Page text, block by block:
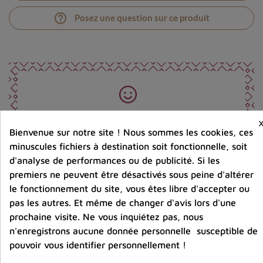
help_outline Posez une question sur ce produit
Photos contractuelles. Vous recevrez ce que vous
Port offert dès 80 € d’achat en France métropolitaine.
100 € pour la Belgique
Entreprise éco-responsable.
Bijoux argent fabriqués sans émission de gaz
carbonique
Bienvenue sur notre site ! Nous sommes les cookies, ces
minuscules fichiers à destination soit fonctionnelle, soit
d'analyse de performances ou de publicité. Si les
premiers ne peuvent être désactivés sous peine d'altérer
le fonctionnement du site, vous êtes libre d'accepter ou
pas les autres. Et même de changer d'avis lors d'une
prochaine visite. Ne vous inquiétez pas, nous
n'enregistrons aucune donnée personnelle susceptible de
pouvoir vous identifier personnellement !